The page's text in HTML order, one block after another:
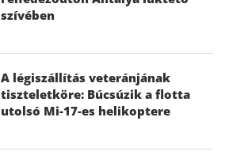
szívében
A légiszállítás veteránjának
tiszteletköre: Búcsúzik a flotta
utolsó Mi-17-es helikoptere